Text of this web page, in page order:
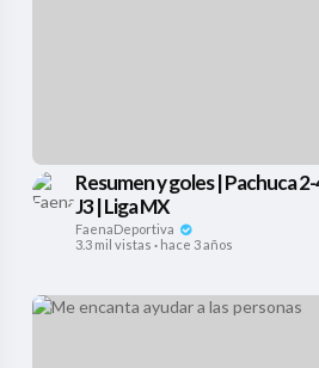
Resumen y goles | Pachuca
J3 | Liga MX
FaenaDeportiva
3.3 mil vistas · hace 3 años